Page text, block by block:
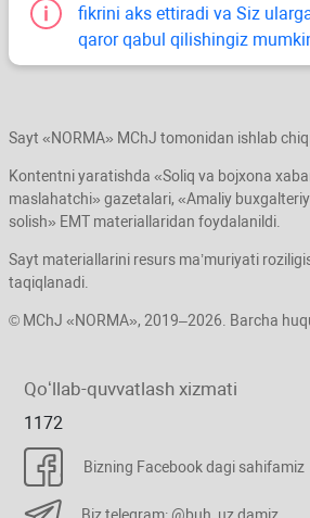
fikrini aks ettiradi va Siz
qaror qabul qilishingiz
Sayt «NORMA» MChJ tomonidan ishlab
Kontentni yaratishda «Soliq va bojхona
maslahatchi» gazetalari, «Amaliy
solish» EMT materiallaridan foydalanildi.
Sayt materiallarini resurs ma’muriyati
taqiqlanadi.
© MChJ «NORMA», 2019–2026. Barcha
Qoʻllab-quvvatlash хizmati
1172
Bizning Facebook dagi sahifamiz
Biz telegram: @buh_uz damiz